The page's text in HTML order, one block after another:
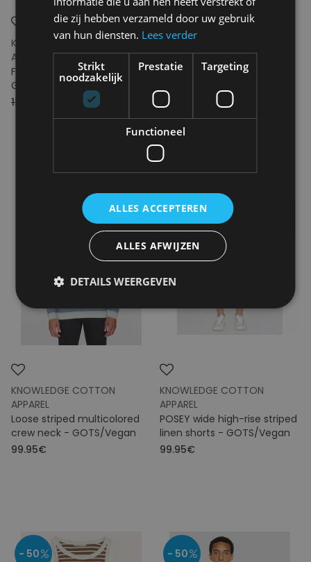
KNOWLEDGE COTTON
APPAREL
FLINT chino twill pants "34 -
GOTS/Vegan
120.00€
60.00€
KNOWLEDGE COTTON
APPAREL
Merino mid length v-neck
199.95€
KNOWLEDGE COTTON
APPAREL
Loose striped multicolored
crew neck - GOTS/Vegan
99.95€
KNOWLEDGE COTTON
APPAREL
POSEY wide high-rise striped
linen shorts - GOTS/Vegan
99.95€
- 50 - 50
die zij hebben verzameld door uw gebruik
van hun diensten. Lees verder
Strikt
noodzakelijk
Prestatie Targeting
Functioneel
ALLES ACCEPTEREN
ALLES AFWIJZEN
DETAILS WEERGEVEN